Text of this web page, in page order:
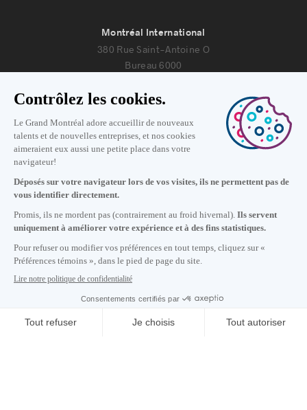
S'abonner à notre infolettre
Carrières
À propos de nous
Montréal International
380 Rue Saint-Antoine O
Bureau 6000
Nous joindre
Lundi au vendredi de 8h30 à 17h.